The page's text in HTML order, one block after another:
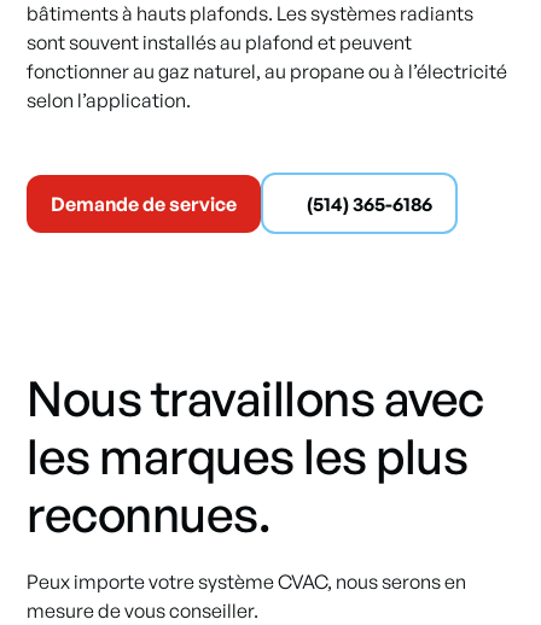
bâtiments à hauts plafonds. Les systèmes radiants
sont souvent installés au plafond et peuvent
fonctionner au gaz naturel, au propane ou à l’électricité
selon l’application.
Demande de service (514) 365-6186
Nous travaillons avec
les marques les plus
reconnues.
Peux importe votre système CVAC, nous serons en
mesure de vous conseiller.